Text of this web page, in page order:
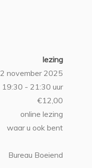
lezing
2 november 2025
19:30 - 21:30 uur
€12,00
online lezing
waar u ook bent
Bureau Boeiend